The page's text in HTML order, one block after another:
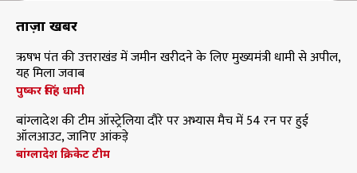
ताज़ा खबरें
ऋषभ पंत की उत्तराखंड में जमीन खरीदने के लिए मुख्यमंत्री धामी से अपील,
यह मिला जवाब
पुष्कर सिंह धामी
बांग्लादेश की टीम ऑस्ट्रेलिया दौरे पर अभ्यास मैच में 54 रन पर हुई
ऑलआउट, जानिए आंकड़े
बांग्लादेश क्रिकेट टीम